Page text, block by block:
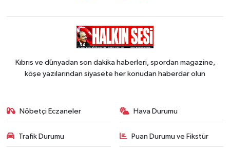
Kıbrıs ve dünyadan son dakika haberleri, spordan magazine,
köşe yazılarından siyasete her konudan haberdar olun
Nöbetçi Eczaneler Hava Durumu
Trafik Durumu Puan Durumu ve Fikstür